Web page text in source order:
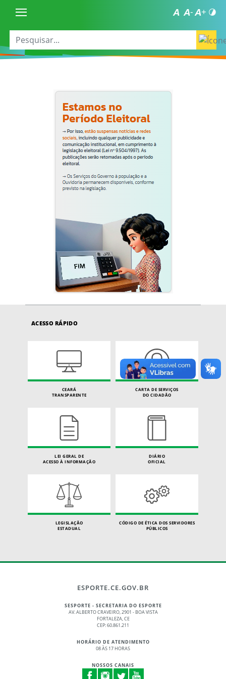
ACESSO RÁPIDO
CEARÁ
TRANSPARENTE
CARTA DE SERVIÇOS
DO CIDADÃO
LEI GERAL DE
ACESSO À INFORMAÇÃO
DIÁRIO
OFICIAL
LEGISLAÇÃO
ESTADUAL
CÓDIGO DE ÉTICA DOS SERVIDORES
PÚBLICOS
ESPORTE.CE.GOV.BR
SESPORTE - SECRETARIA DO ESPORTE
AV. ALBERTO CRAVEIRO, 2901 - BOA VISTA
FORTALEZA, CE
CEP: 60.861.211
HORÁRIO DE ATENDIMENTO
08 ÀS 17 HORAS
NOSSOS CANAIS